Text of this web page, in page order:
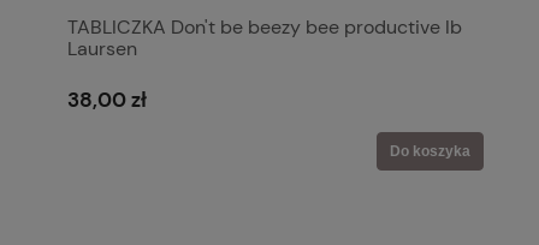
TABLICZKA Don't be beezy bee productive Ib
Laursen
38,00 zł
Do koszyka